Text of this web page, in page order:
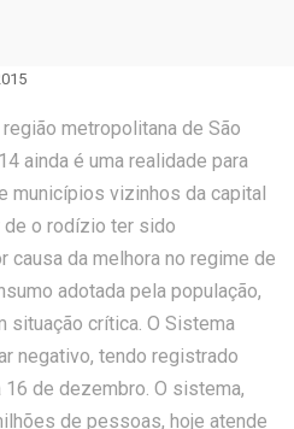
metropolitana de São
ainda é uma realidade para
municípios vizinhos da capital
de o rodízio ter sido
causa da melhora no regime de
adotada pela população,
situação crítica. O Sistema
negativo, tendo registrado
16 de dezembro. O sistema,
de pessoas, hoje atende